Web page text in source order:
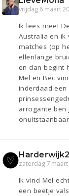
vrijdag 6 maart
Ik lees mee!
Australia en ik
matches (op
ellenlange
en dan begint
Mel en Bec
inderdaad
arrogante ben
zaterdag 7
Ik vind Mel
een beetje